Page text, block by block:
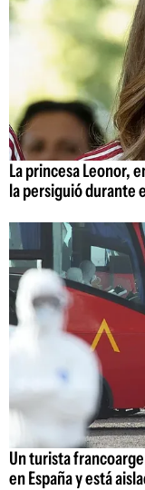
La princesa Leonor,
la persiguió durante
Un turista
en España y está